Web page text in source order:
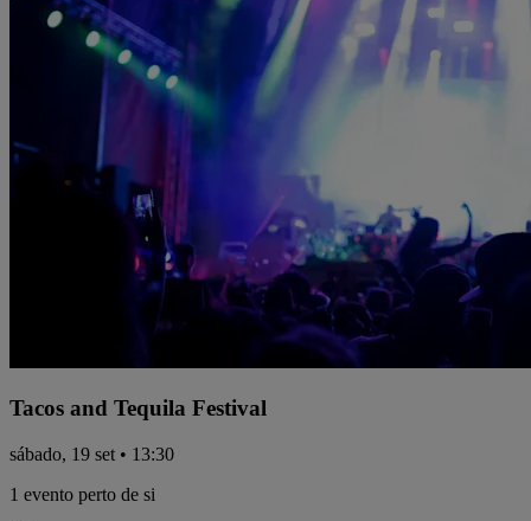
Tacos and Tequila Festival
sábado, 19 set • 13:30
1 evento perto de si